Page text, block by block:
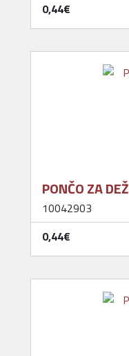
0,44‎€
PONČO ZA DEŽ
10042903
0,44‎€